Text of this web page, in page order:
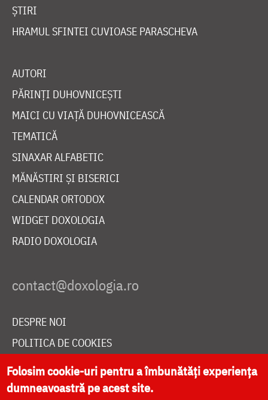
ȘTIRI
HRAMUL SFINTEI CUVIOASE PARASCHEVA
AUTORI
PĂRINȚI DUHOVNICEȘTI
MAICI CU VIAȚĂ DUHOVNICEASCĂ
TEMATICĂ
SINAXAR ALFABETIC
MĂNĂSTIRI ȘI BISERICI
CALENDAR ORTODOX
WIDGET DOXOLOGIA
RADIO DOXOLOGIA
DESPRE NOI
POLITICA DE COOKIES
DONEAZĂ ONLINE PENTRU CATEDRALA NAȚIONALĂ
Folosim cookie-uri pentru a îmbunătăți experiența
dumneavoastră pe acest site.